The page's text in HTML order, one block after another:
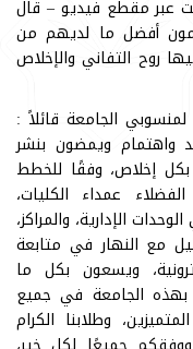
عبر مقطع فيديو – قال
أفضل ما لديهم من
روح التفاني والإخلاص
الجامعة قائلاً :
واهتمام ويمضون بنشر
بكل إخلاص، وفقًا للخطط
عمداء الكليات،
الإدارية، والمراكز،
مع النهار في متابعة
ويسعون بكل ما
بهذه الجامعة في جميع
وطلابنا الكرام